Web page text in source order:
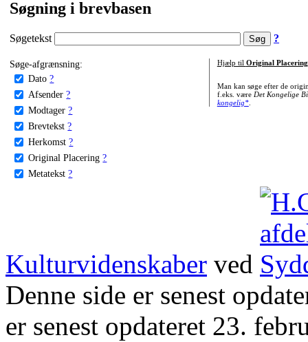
Søgning i brevbasen
Søgetekst ?
Søge-afgrænsning:
Dato ?
Afsender ?
Modtager ?
Brevtekst ?
Herkomst ?
Original Placering ?
Metatekst ?
Hjælp til Original Placering
Man kan søge efter de
f.eks. være Det Kongelige
kongelig*.
Kulturvidenskaber ved
Denne side er senest
er senest opdateret 23.